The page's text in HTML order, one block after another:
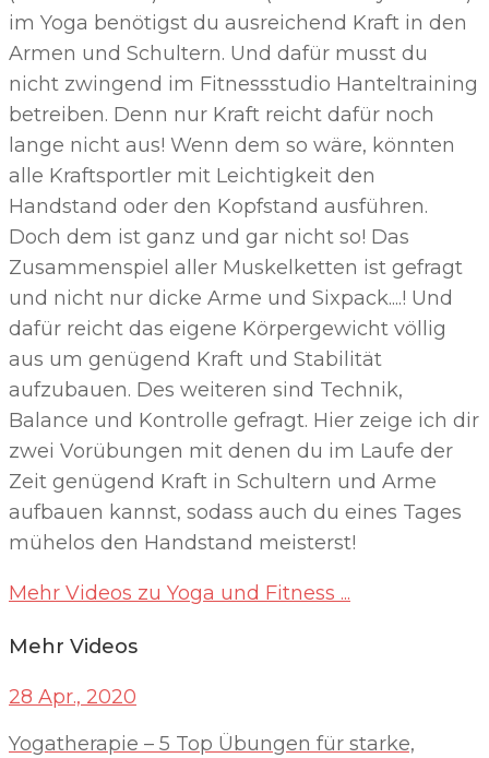
im Yoga benötigst du ausreichend Kraft in den
Armen und Schultern. Und dafür musst du
nicht zwingend im Fitnessstudio Hanteltraining
betreiben. Denn nur Kraft reicht dafür noch
lange nicht aus! Wenn dem so wäre, könnten
alle Kraftsportler mit Leichtigkeit den
Handstand oder den Kopfstand ausführen.
Doch dem ist ganz und gar nicht so! Das
Zusammenspiel aller Muskelketten ist gefragt
und nicht nur dicke Arme und Sixpack....! Und
dafür reicht das eigene Körpergewicht völlig
aus um genügend Kraft und Stabilität
aufzubauen. Des weiteren sind Technik,
Balance und Kontrolle gefragt. Hier zeige ich dir
zwei Vorübungen mit denen du im Laufe der
Zeit genügend Kraft in Schultern und Arme
aufbauen kannst, sodass auch du eines Tages
mühelos den Handstand meisterst!
Mehr Videos zu Yoga und Fitness ...
Mehr Videos
28 Apr., 2020
Yogatherapie – 5 Top Übungen für starke,